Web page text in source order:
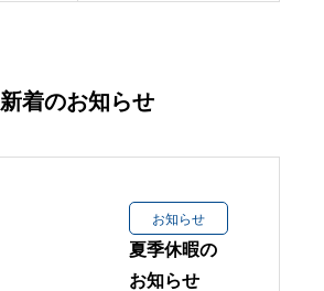
新着のお知らせ
お知らせ
夏季休暇の
お知らせ